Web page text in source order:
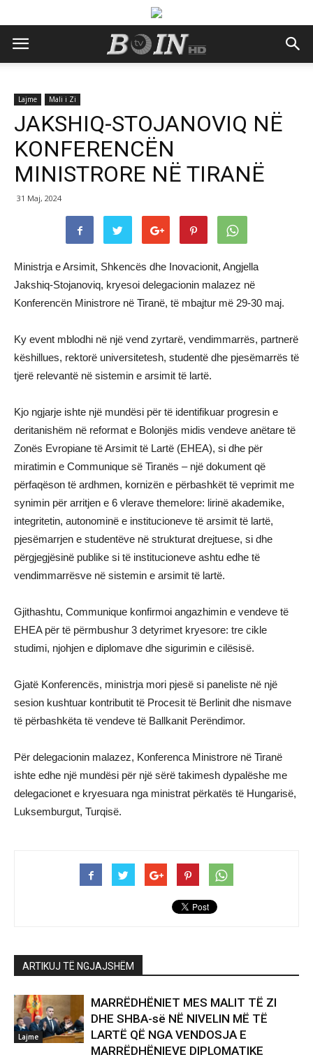
Lajme Mali i Zi
JAKSHIQ-STOJANOVIQ NË
KONFERENCËN
MINISTRORE NË TIRANË
31 Maj, 2024
Ministrja e Arsimit, Shkencës dhe Inovacionit, Angjella
Jakshiq-Stojanoviq, kryesoi delegacionin malazez në
Konferencën Ministrore në Tiranë, të mbajtur më 29-30 maj.
Ky event mblodhi në një vend zyrtarë, vendimmarrës, partnerë
këshillues, rektorë universitetesh, studentë dhe pjesëmarrës të
tjerë relevantë në sistemin e arsimit të lartë.
Kjo ngjarje ishte një mundësi për të identifikuar progresin e
deritanishëm në reformat e Bolonjës midis vendeve anëtare të
Zonës Evropiane të Arsimit të Lartë (EHEA), si dhe për
miratimin e Communique së Tiranës – një dokument që
përfaqëson të ardhmen, kornizën e përbashkët të veprimit me
synimin për arritjen e 6 vlerave themelore: lirinë akademike,
integritetin, autonominë e institucioneve të arsimit të lartë,
pjesëmarrjen e studentëve në strukturat drejtuese, si dhe
përgjegjësinë publike si të institucioneve ashtu edhe të
vendimmarrësve në sistemin e arsimit të lartë.
Gjithashtu, Communique konfirmoi angazhimin e vendeve të
EHEA për të përmbushur 3 detyrimet kryesore: tre cikle
studimi, njohjen e diplomave dhe sigurimin e cilësisë.
Gjatë Konferencës, ministrja mori pjesë si paneliste në një
sesion kushtuar kontributit të Procesit të Berlinit dhe nismave
të përbashkëta të vendeve të Ballkanit Perëndimor.
Për delegacionin malazez, Konferenca Ministrore në Tiranë
ishte edhe një mundësi për një sërë takimesh dypalëshe me
delegacionet e kryesuara nga ministrat përkatës të Hungarisë,
Luksemburgut, Turqisë.
ARTIKUJ TË NGJAJSHËM
Lajme
MARRËDHËNIET MES MALIT TË ZI
DHE SHBA-së NË NIVELIN MË TË
LARTË QË NGA VENDOSJA E
MARRËDHËNIEVE DIPLOMATIKE